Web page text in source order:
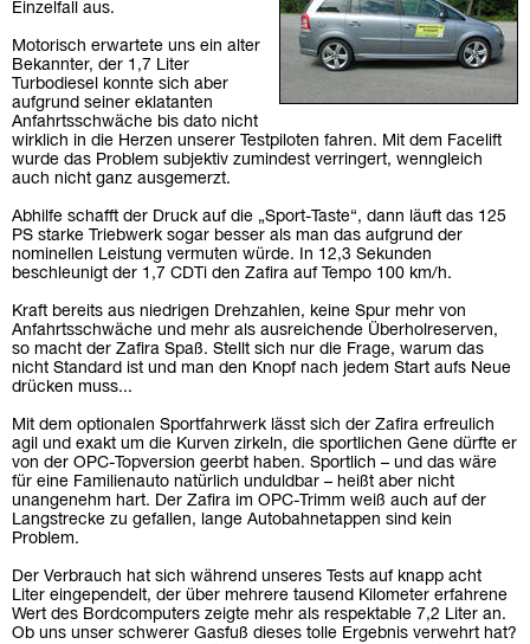
Einzelfall aus.
Motorisch erwartete uns ein alter
Bekannter, der 1,7 Liter
Turbodiesel konnte sich aber
aufgrund seiner eklatanten
Anfahrtsschwäche bis dato nicht
wirklich in die Herzen unserer Testpiloten fahren. Mit dem Facelift
wurde das Problem subjektiv zumindest verringert, wenngleich
auch nicht ganz ausgemerzt.
Abhilfe schafft der Druck auf die „Sport-Taste“, dann läuft das 125
PS starke Triebwerk sogar besser als man das aufgrund der
nominellen Leistung vermuten würde. In 12,3 Sekunden
beschleunigt der 1,7 CDTi den Zafira auf Tempo 100 km/h.
Kraft bereits aus niedrigen Drehzahlen, keine Spur mehr von
Anfahrtsschwäche und mehr als ausreichende Überholreserven,
so macht der Zafira Spaß. Stellt sich nur die Frage, warum das
nicht Standard ist und man den Knopf nach jedem Start aufs Neue
drücken muss...
Mit dem optionalen Sportfahrwerk lässt sich der Zafira erfreulich
agil und exakt um die Kurven zirkeln, die sportlichen Gene dürfte er
von der OPC-Topversion geerbt haben. Sportlich – und das wäre
für eine Familienauto natürlich unduldbar – heißt aber nicht
unangenehm hart. Der Zafira im OPC-Trimm weiß auch auf der
Langstrecke zu gefallen, lange Autobahnetappen sind kein
Problem.
Der Verbrauch hat sich während unseres Tests auf knapp acht
Liter eingependelt, der über mehrere tausend Kilometer erfahrene
Wert des Bordcomputers zeigte mehr als respektable 7,2 Liter an.
Ob uns unser schwerer Gasfuß dieses tolle Ergebnis verwehrt hat?